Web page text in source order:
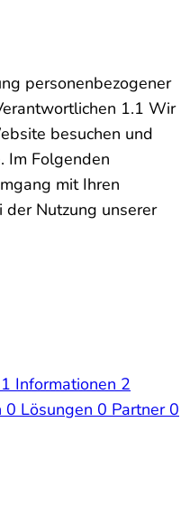
personenbezogener
1.1 Wir
besuchen und
Im Folgenden
mit Ihren
der Nutzung unserer
Informationen 2
0 Lösungen 0 Partner 0